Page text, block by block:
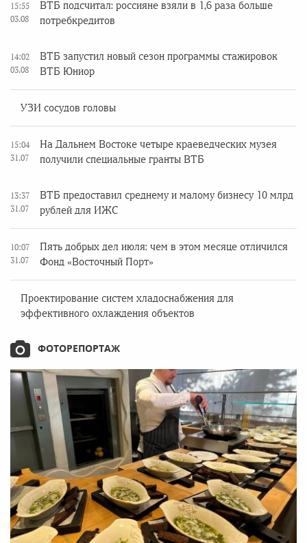
15:55
03.08
ВТБ подсчитал: россияне взяли в 1,6 раза больше
потребкредитов
14:02
03.08
ВТБ запустил новый сезон программы стажировок
ВТБ Юниор
УЗИ сосудов головы
15:04
31.07
На Дальнем Востоке четыре краеведческих музея
получили специальные гранты ВТБ
13:37
31.07
ВТБ предоставил среднему и малому бизнесу 10 млрд
рублей для ИЖС
10:07
31.07
Пять добрых дел июля: чем в этом месяце отличился
Фонд «Восточный Порт»
Проектирование систем хладоснабжения для
эффективного охлаждения объектов
ФОТОРЕПОРТАЖ